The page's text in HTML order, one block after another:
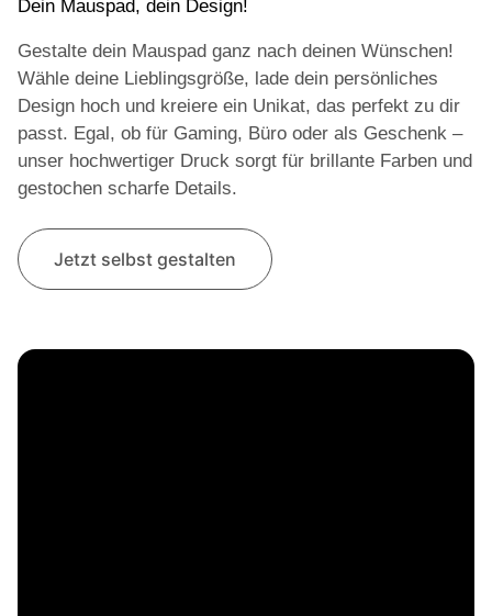
Dein Mauspad, dein Design!
Gestalte dein Mauspad ganz nach deinen Wünschen!
Wähle deine Lieblingsgröße, lade dein persönliches
Design hoch und kreiere ein Unikat, das perfekt zu dir
passt. Egal, ob für Gaming, Büro oder als Geschenk –
unser hochwertiger Druck sorgt für brillante Farben und
gestochen scharfe Details.
Jetzt selbst gestalten